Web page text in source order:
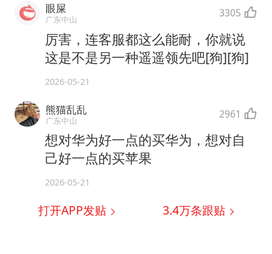
眼屎
广东中山 3305
厉害，连客服都这么能耐，你就说
这是不是另一种遥遥领先吧[狗][狗]
2026-05-21
熊猫乱乱
广东中山 2961
想对华为好一点的买华为，想对自
己好一点的买苹果
2026-05-21
打开APP发贴 3.4万条跟贴